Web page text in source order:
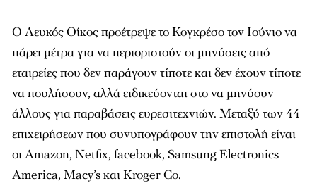
Ο Λευκός Οίκος προέτρεψε το Κογκρέσο τον Ιούνιο να
πάρει μέτρα για να περιοριστούν οι μηνύσεις από
εταιρείες που δεν παράγουν τίποτε και δεν έχουν τίποτε
να πουλήσουν, αλλά ειδικεύονται στο να μηνύουν
άλλους για παραβάσεις ευρεσιτεχνιών. Μεταξύ των 44
επιχειρήσεων που συνυπογράφουν την επιστολή είναι
οι Amazon, Netfix, facebook, Samsung Electronics
America, Macy’s και Kroger Co.